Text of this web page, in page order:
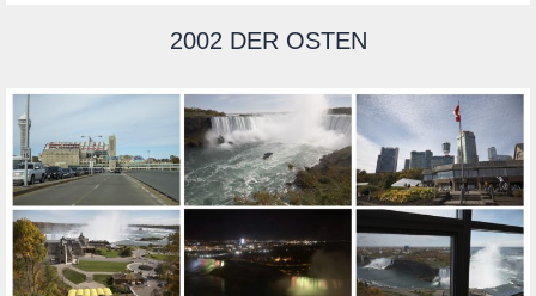
2002 DER OSTEN
COMING SOON